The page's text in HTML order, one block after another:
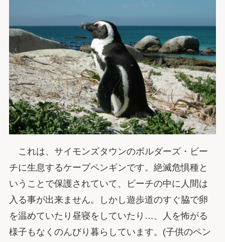
これは、サイモンズタウンのボルダーズ・ビー
チに生息するケープペンギンです。絶滅危惧種と
いうことで保護されていて、ビーチの中に人間は
入る事が出来ません。しかし遊歩道のすぐ脇で卵
を温めていたり昼寝をしていたり…、人を怖がる
様子もなくのんびり暮らしています。(子供のペン